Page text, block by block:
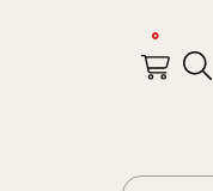
0